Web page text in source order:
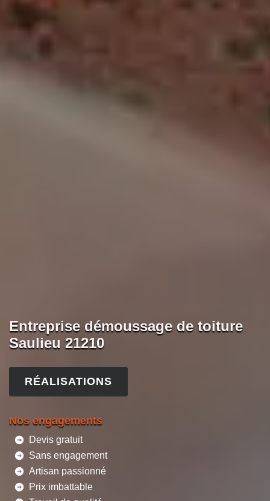
Entreprise démoussage de toiture
Saulieu 21210
RÉALISATIONS
Nos engagements
Devis gratuit
Sans engagement
Artisan passionné
Prix imbattable